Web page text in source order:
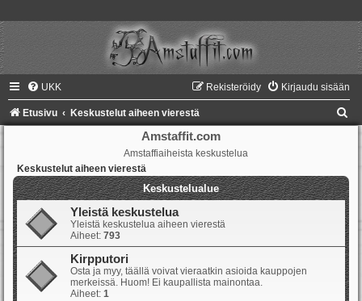
UKK Kirjaudu sisään
Rekisteröidy
Etusivu Keskustelut aiheen vierestä
Amstaffit.com
Amstaffiaiheista keskustelua
Keskustelut aiheen vierestä
Keskustelualue
Yleistä keskustelua
Yleistä keskustelua aiheen vierestä
Aiheet: 793
Kirpputori
Osta ja myy, täällä voivat vieraatkin asioida kauppojen
merkeissä. Huom! Ei kaupallista mainontaa.
Aiheet: 1